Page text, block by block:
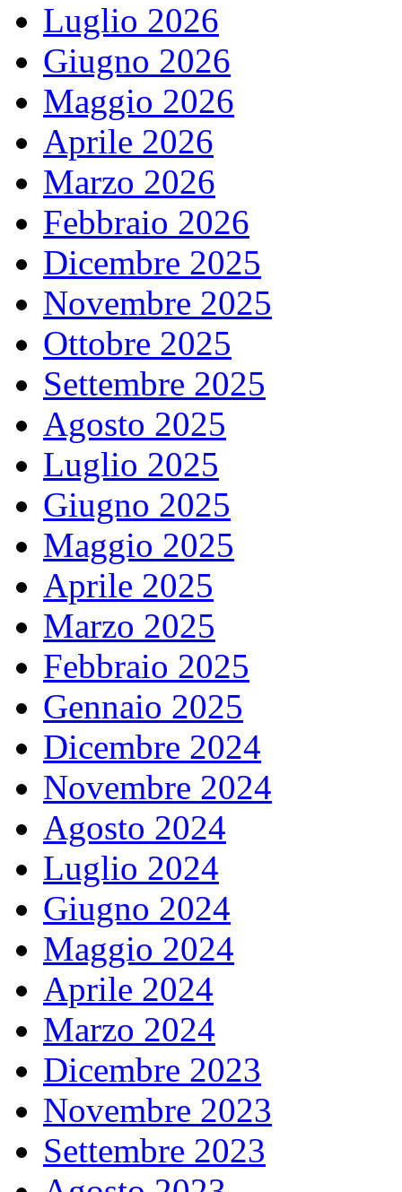
Luglio 2026
Giugno 2026
Maggio 2026
Aprile 2026
Marzo 2026
Febbraio 2026
Dicembre 2025
Novembre 2025
Ottobre 2025
Settembre 2025
Agosto 2025
Luglio 2025
Giugno 2025
Maggio 2025
Aprile 2025
Marzo 2025
Febbraio 2025
Gennaio 2025
Dicembre 2024
Novembre 2024
Agosto 2024
Luglio 2024
Giugno 2024
Maggio 2024
Aprile 2024
Marzo 2024
Dicembre 2023
Novembre 2023
Settembre 2023